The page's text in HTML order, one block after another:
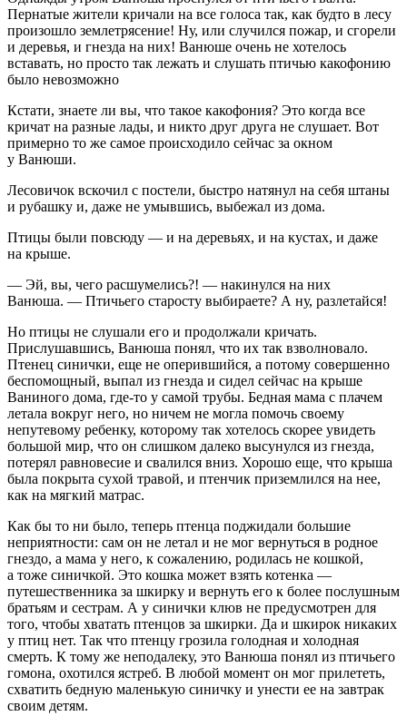
Пернатые жители кричали на все голоса так, как будто в лесу
произошло землетрясение! Ну, или случился пожар, и сгорели
и деревья, и гнезда на них! Ванюше очень не хотелось
вставать, но просто так лежать и слушать птичью какофонию
было невозможно
Кстати, знаете ли вы, что такое какофония? Это когда все
кричат на разные лады, и никто друг друга не слушает. Вот
примерно то же самое происходило сейчас за окном
у Ванюши.
Лесовичок вскочил с постели, быстро натянул на себя штаны
и рубашку и, даже не умывшись, выбежал из дома.
Птицы были повсюду — и на деревьях, и на кустах, и даже
на крыше.
— Эй, вы, чего расшумелись?! — накинулся на них
Ванюша. — Птичьего старосту выбираете? А ну, разлетайся!
Но птицы не слушали его и продолжали кричать.
Прислушавшись, Ванюша понял, что их так взволновало.
Птенец синички, еще не оперившийся, а потому совершенно
беспомощный, выпал из гнезда и сидел сейчас на крыше
Ваниного дома, где-то у самой трубы. Бедная мама с плачем
летала вокруг него, но ничем не могла помочь своему
непутевому ребенку, которому так хотелось скорее увидеть
большой мир, что он слишком далеко высунулся из гнезда,
потерял равновесие и свалился вниз. Хорошо еще, что крыша
была покрыта сухой травой, и птенчик приземлился на нее,
как на мягкий матрас.
Как бы то ни было, теперь птенца поджидали большие
неприятности: сам он не летал и не мог вернуться в родное
гнездо, а мама у него, к сожалению, родилась не кошкой,
а тоже синичкой. Это кошка может взять котенка —
путешественника за шкирку и вернуть его к более послушным
братьям и сестрам. А у синички клюв не предусмотрен для
того, чтобы хватать птенцов за шкирки. Да и шкирок никаких
у птиц нет. Так что птенцу грозила голодная и холодная
смерть. К тому же неподалеку, это Ванюша понял из птичьего
гомона, охотился ястреб. В любой момент он мог прилететь,
схватить бедную маленькую синичку и унести ее на завтрак
своим детям.